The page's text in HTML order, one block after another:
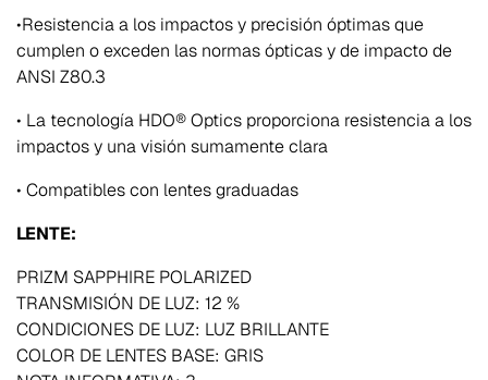
•Resistencia a los impactos y precisión óptimas que
cumplen o exceden las normas ópticas y de impacto de
ANSI Z80.3
• La tecnología HDO® Optics proporciona resistencia a los
impactos y una visión sumamente clara
• Compatibles con lentes graduadas
LENTE:
PRIZM SAPPHIRE POLARIZED
TRANSMISIÓN DE LUZ: 12 %
CONDICIONES DE LUZ: LUZ BRILLANTE
COLOR DE LENTES BASE: GRIS